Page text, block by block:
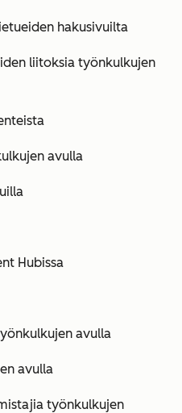
hakusivuilta
liitoksia työnkulkujen
avulla
Hubissa
avulla
avulla
työnkulkujen